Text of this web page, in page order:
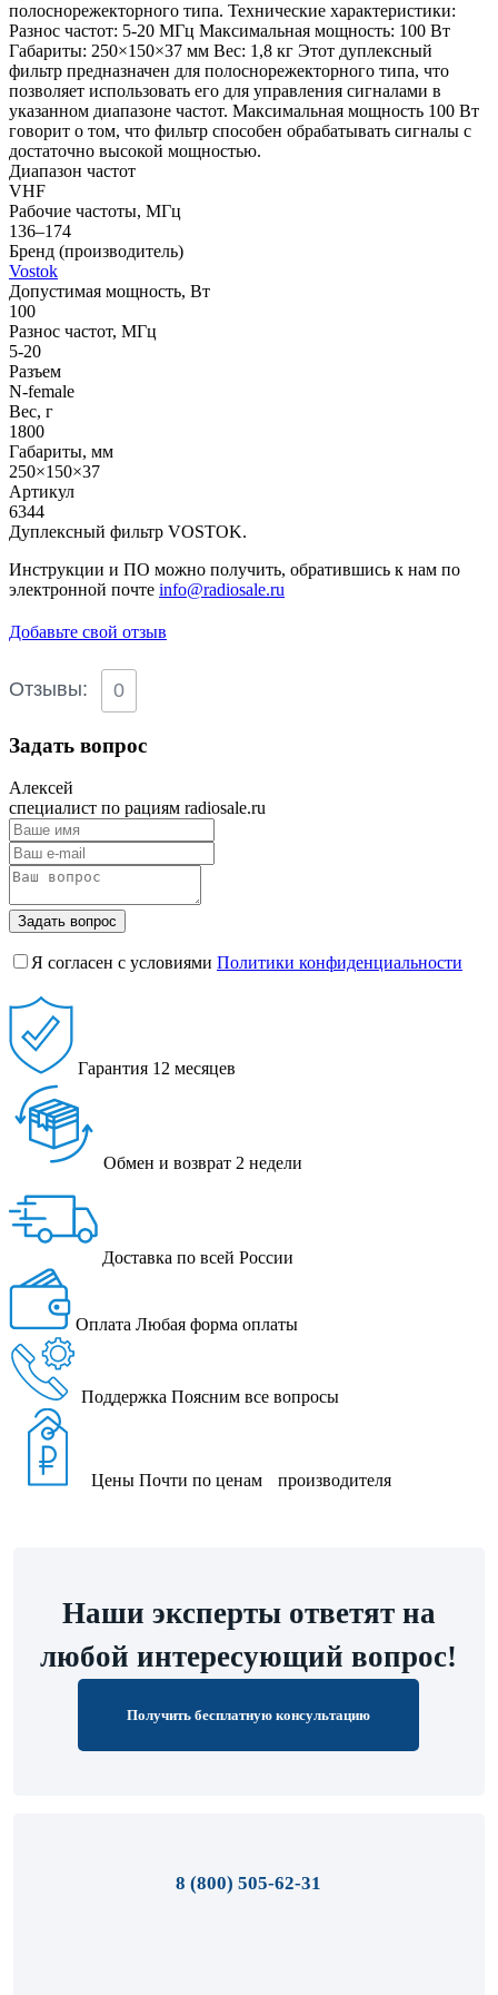
полоснорежекторного типа. Технические характеристики:
Разнос частот: 5-20 МГц Максимальная мощность: 100 Вт
Габариты: 250×150×37 мм Вес: 1,8 кг Этот дуплексный
фильтр предназначен для полоснорежекторного типа, что
позволяет использовать его для управления сигналами в
указанном диапазоне частот. Максимальная мощность 100 Вт
говорит о том, что фильтр способен обрабатывать сигналы с
достаточно высокой мощностью.
Диапазон частот
VHF
Рабочие частоты, МГц
136–174
Бренд (производитель)
Vostok
Допустимая мощность, Вт
100
Разнос частот, МГц
5-20
Разъем
N-female
Вес, г
1800
Габариты, мм
250×150×37
Артикул
6344
Дуплексный фильтр VOSTOK.
Инструкции и ПО можно получить, обратившись к нам по
электронной почте info@radiosale.ru
Добавьте свой отзыв
Отзывы: 0
Задать вопрос
Алексей
специалист по рациям radiosale.ru
Задать вопрос
Я согласен с условиями Политики конфиденциальности
Гарантия 12 месяцев
Обмен и возврат 2 недели
Доставка по всей России
Оплата Любая форма оплаты
Поддержка Поясним все вопросы
Цены Почти по ценам производителя
Наши эксперты ответят на
любой интересующий вопрос!
Получить бесплатную консультацию
8 (800) 505-62-31